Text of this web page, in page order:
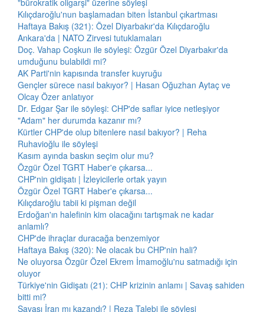
"bürokratik oligarşi" üzerine söyleşi
Kılıçdaroğlu'nun başlamadan biten İstanbul çıkartması
Haftaya Bakış (321): Özel Diyarbakır'da Kılıçdaroğlu
Ankara'da | NATO Zirvesi tutuklamaları
Doç. Vahap Coşkun ile söyleşi: Özgür Özel Diyarbakır'da
umduğunu bulabildi mi?
AK Parti'nin kapısında transfer kuyruğu
Gençler sürece nasıl bakıyor? | Hasan Oğuzhan Aytaç ve
Olcay Özer anlatıyor
Dr. Edgar Şar ile söyleşi: CHP'de saflar iyice netleşiyor
"Adam" her durumda kazanır mı?
Kürtler CHP'de olup bitenlere nasıl bakıyor? | Reha
Ruhavioğlu ile söyleşi
Kasım ayında baskın seçim olur mu?
Özgür Özel TGRT Haber'e çıkarsa...
CHP'nin gidişatı | İzleyicilerle ortak yayın
Özgür Özel TGRT Haber'e çıkarsa...
Kılıçdaroğlu tabii ki pişman değil
Erdoğan'ın halefinin kim olacağını tartışmak ne kadar
anlamlı?
CHP'de ihraçlar duracağa benzemiyor
Haftaya Bakış (320): Ne olacak bu CHP'nin hali?
Ne oluyorsa Özgür Özel Ekrem İmamoğlu'nu satmadığı için
oluyor
Türkiye'nin Gidişatı (21): CHP krizinin anlamı | Savaş sahiden
bitti mi?
Savaşı İran mı kazandı? | Reza Talebi ile söyleşi